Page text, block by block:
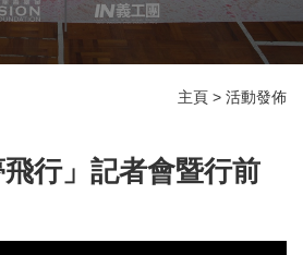
主頁 > 活動發佈
飛行」記者會暨行前